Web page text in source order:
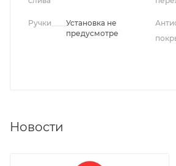
Ручки
Установка не
предусмотрена
Новости